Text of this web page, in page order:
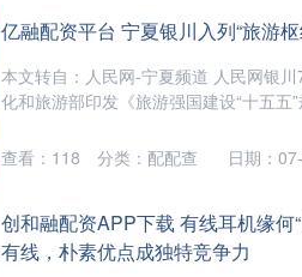
亿融配资平台 宁夏银川入列“旅游
本文转自：人民网-宁夏频道 人民网银
化和旅游部印发《旅游强国建设“十五五
日期：
查看： 118 分类： 配配查
创和融配资APP下载 有线耳机缘何
有线，朴素优点成独特竞争力